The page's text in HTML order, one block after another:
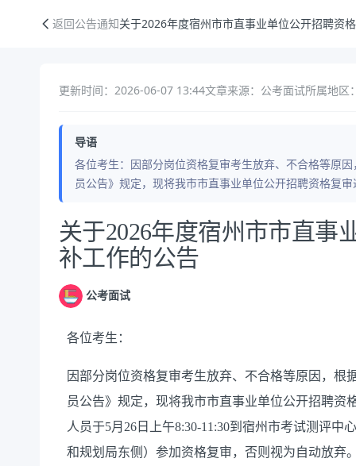
返回公告通知关于2026年度宿州市市直事业单位公开招聘资
更新时间：2026-06-07 13:44文章来源：公考面试所属地区
导语
各位考生：因部分岗位资格复审考生放弃、不合格等原
员公告》规定，现将我市市直事业单位公开招聘资格复
公告正文
关于2026年度宿州市市直事
补工作的公告
公考面试
各位考生：
因部分岗位资格复审考生放弃、不合格等原因，根
员公告》规定，现将我市市直事业单位公开招聘
人员于5月26日上午8:30-11:30到宿州市考试测评
和规划局东侧）参加资格复审，否则视为自动放弃